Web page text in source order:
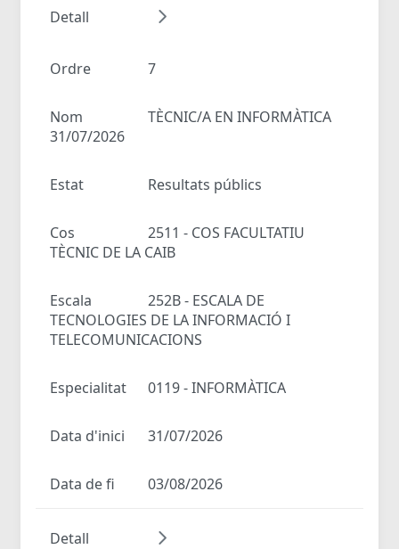
Detall
Ordre 7
Nom
TÈCNIC/A EN INFORMÀTICA
31/07/2026
Estat Resultats públics
Cos
2511 - COS FACULTATIU
TÈCNIC DE LA CAIB
Escala
252B - ESCALA DE
TECNOLOGIES DE LA INFORMACIÓ I
TELECOMUNICACIONS
Especialitat 0119 - INFORMÀTICA
Data d'inici 31/07/2026
Data de fi 03/08/2026
Detall